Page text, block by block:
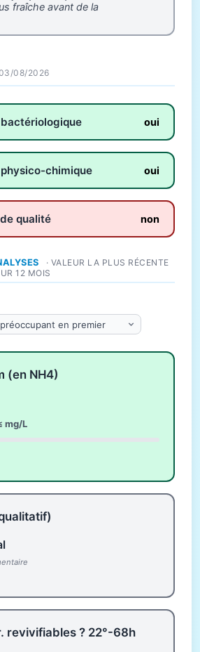
fraîche avant de la
08/2026
oui
chimique oui
qualité non
· VALEUR LA PLUS RÉCENTE
12 MOIS
(en NH4)
mg/L
revivifiables ? 22°-68h